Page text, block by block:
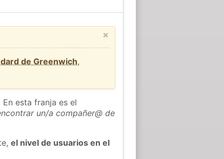
×
de Greenwich,
En esta franja es el
un/a compañer@ de
el nivel de usuarios en el